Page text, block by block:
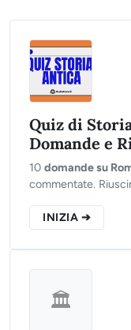
Quiz di
Domande e
10 domande su
commentate. Riuscirai a dimostrare di essere un vero
INIZIA ➔
🏛️